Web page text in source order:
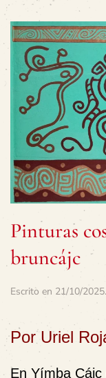
Pinturas
bruncájc
Escrito en 21/10/2025
Por Uriel
En Yímba